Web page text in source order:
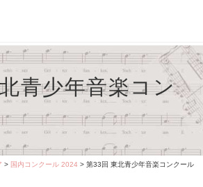
青少年音楽コン
> 国内コンクール 2024 > 第33回 東北青少年音楽コンクール